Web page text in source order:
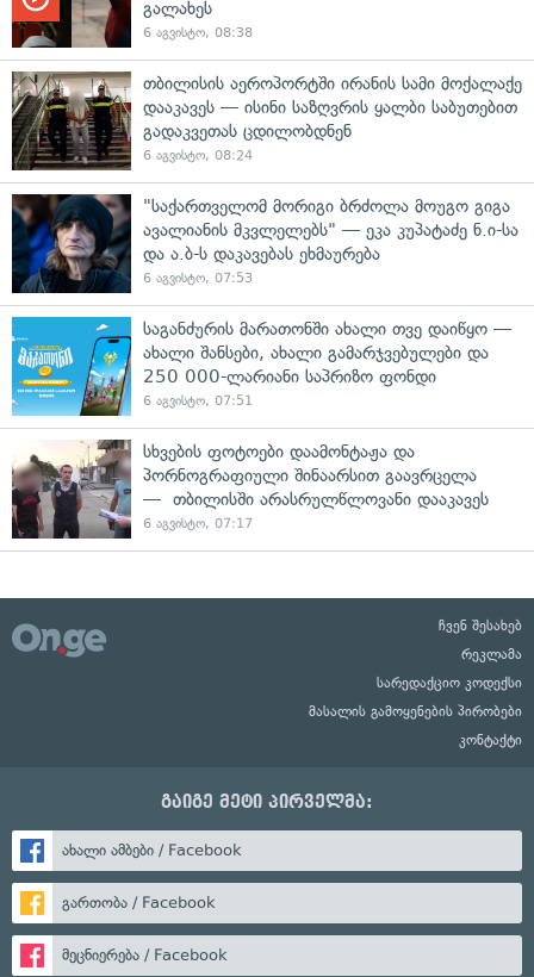
გალახეს
6 აგვისტო, 08:38
თბილისის აეროპორტში ირანის სამი მოქალაქე
დააკავეს — ისინი საზღვრის ყალბი საბუთებით
გადაკვეთას ცდილობდნენ
6 აგვისტო, 08:24
"საქართველომ მორიგი ბრძოლა მოუგო გიგა
ავალიანის მკვლელებს" — ეკა კუპატაძე ნ.ი-სა
და ა.ბ-ს დაკავებას ეხმაურება
6 აგვისტო, 07:53
საგანძურის მარათონში ახალი თვე დაიწყო —
ახალი შანსები, ახალი გამარჯვებულები და
250 000-ლარიანი საპრიზო ფონდი
6 აგვისტო, 07:51
სხვების ფოტოები დაამონტაჟა და
პორნოგრაფიული შინაარსით გაავრცელა
— თბილისში არასრულწლოვანი დააკავეს
6 აგვისტო, 07:17
ჩვენ შესახებ
რეკლამა
სარედაქციო კოდექსი
მასალის გამოყენების პირობები
კონტაქტი
გაიგე მეტი პირველმა:
ახალი ამბები / Facebook
გართობა / Facebook
მეცნიერება / Facebook